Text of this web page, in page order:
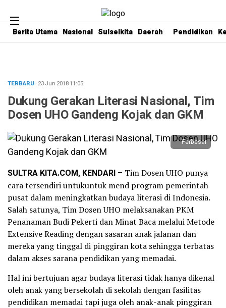
Berita Utama Nasional Sulselkita Daerah Pendidikan
TERBARU · 23 Jun 201811:05
Dukung Gerakan Literasi Nasional, Tim
Dosen UHO Gandeng Kojak dan GKM
Perbesar
SULTRA KITA.COM, KENDARI – Tim Dosen UHO punya
cara tersendiri untukuntuk mend program pemerintah
pusat dalam meningkatkan budaya literasi di Indonesia.
Salah satunya, Tim Dosen UHO melaksanakan PKM
Penanaman Budi Pekerti dan Minat Baca melalui Metode
Extensive Reading dengan sasaran anak jalanan dan
mereka yang tinggal di pinggiran kota sehingga terbatas
dalam akses sarana pendidikan yang memadai.
Hal ini bertujuan agar budaya literasi tidak hanya dikenal
oleh anak yang bersekolah di sekolah dengan fasilitas
pendidikan memadai tapi juga oleh anak-anak pinggiran